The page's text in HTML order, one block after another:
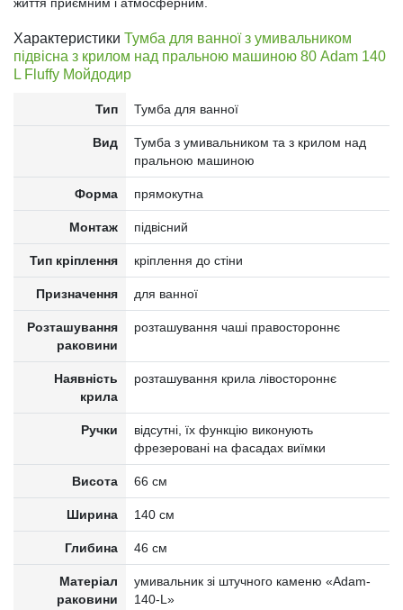
Характеристики Тумба для ванної з умивальником
підвісна з крилом над пральною машиною 80 Adam 140
L Fluffy Мойдодир
Тип Тумба для ванної
Вид
Тумба з умивальником та з крилом над
пральною машиною
Форма прямокутна
Монтаж підвісний
Тип кріплення кріплення до стіни
Призначення для ванної
Розташування
раковини
розташування чаші правостороннє
Наявність
крила
розташування крила лівостороннє
Ручки
відсутні, їх функцію виконують
фрезеровані на фасадах виїмки
Висота 66 см
Ширина 140 см
Глибина 46 см
Матеріал
раковини
умивальник зі штучного каменю «Adam-
140-L»